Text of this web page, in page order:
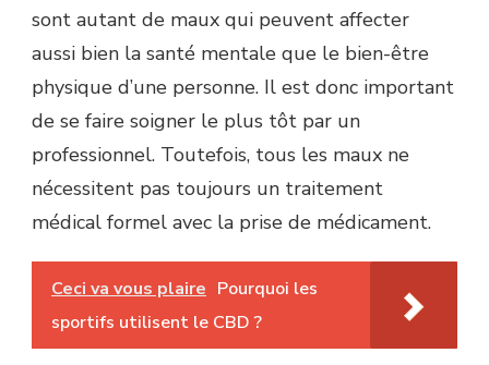
sont autant de maux qui peuvent affecter
aussi bien la santé mentale que le bien-être
physique d’une personne. Il est donc important
de se faire soigner le plus tôt par un
professionnel. Toutefois, tous les maux ne
nécessitent pas toujours un traitement
médical formel avec la prise de médicament.
Ceci va vous plaire Pourquoi les
sportifs utilisent le CBD ?